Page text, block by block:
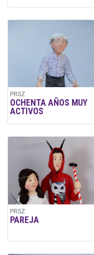
PRSZ
OCHENTA AÑOS MUY
ACTIVOS
PRSZ
PAREJA